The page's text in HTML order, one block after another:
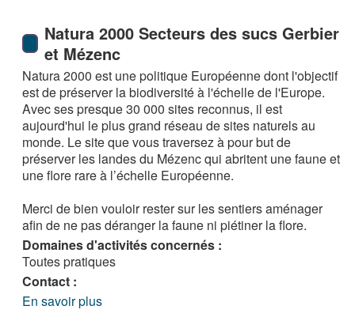
Natura 2000 Secteurs des sucs Gerbier
et Mézenc
Natura 2000 est une politique Européenne dont l'objectif
est de préserver la biodiversité à l'échelle de l'Europe.
Avec ses presque 30 000 sites reconnus, il est
aujourd'hui le plus grand réseau de sites naturels au
monde. Le site que vous traversez à pour but de
préserver les landes du Mézenc qui abritent une faune et
une flore rare à l’échelle Européenne.
Merci de bien vouloir rester sur les sentiers aménager
afin de ne pas déranger la faune ni piétiner la flore.
Domaines d'activités concernés :
Toutes pratiques
Contact :
En savoir plus